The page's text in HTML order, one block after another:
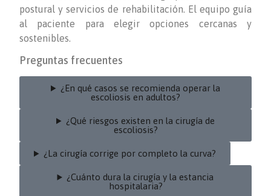
postural y servicios de rehabilitación. El equipo guía
al paciente para elegir opciones cercanas y
sostenibles.
Preguntas frecuentes
¿En qué casos se recomienda operar la
escoliosis en adultos?
¿Qué riesgos existen en la cirugía de
escoliosis?
¿La cirugía corrige por completo la curva?
¿Cuánto dura la cirugía y la estancia
hospitalaria?